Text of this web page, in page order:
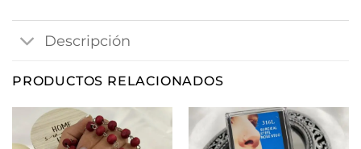
Descripción
PRODUCTOS RELACIONADOS